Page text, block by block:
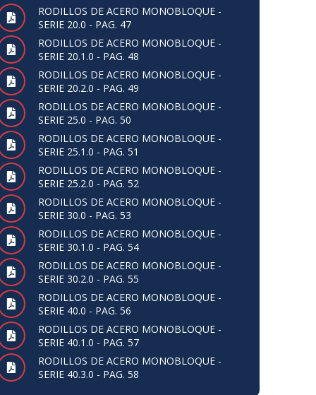
RODILLOS DE ACERO MONOBLOQUE -
SERIE 20.0 - PAG. 47
RODILLOS DE ACERO MONOBLOQUE -
SERIE 20.1.0 - PAG. 48
RODILLOS DE ACERO MONOBLOQUE -
SERIE 20.2.0 - PAG. 49
RODILLOS DE ACERO MONOBLOQUE -
SERIE 25.0 - PAG. 50
RODILLOS DE ACERO MONOBLOQUE -
SERIE 25.1.0 - PAG. 51
RODILLOS DE ACERO MONOBLOQUE -
SERIE 25.2.0 - PAG. 52
RODILLOS DE ACERO MONOBLOQUE -
SERIE 30.0 - PAG. 53
RODILLOS DE ACERO MONOBLOQUE -
SERIE 30.1.0 - PAG. 54
RODILLOS DE ACERO MONOBLOQUE -
SERIE 30.2.0 - PAG. 55
RODILLOS DE ACERO MONOBLOQUE -
SERIE 40.0 - PAG. 56
RODILLOS DE ACERO MONOBLOQUE -
SERIE 40.1.0 - PAG. 57
RODILLOS DE ACERO MONOBLOQUE -
SERIE 40.3.0 - PAG. 58